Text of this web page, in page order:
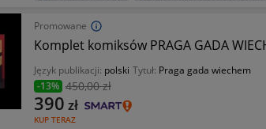
Promowane
Komplet komiksów PRAGA GADA
Język publikacji: polski Tytuł: Praga gada wiechem
-13% 450,00 zł
KUP TERAZ
390 zł